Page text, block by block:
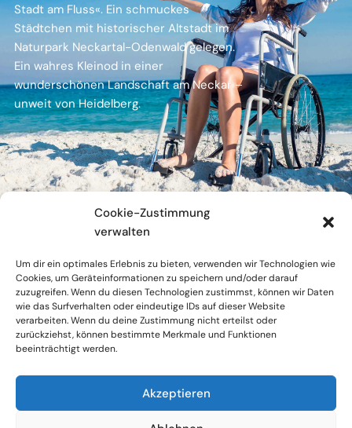
Cookie-Zustimmung
verwalten
Um dir ein optimales Erlebnis zu bieten, verwenden wir Technologien wie
Cookies, um Geräteinformationen zu speichern und/oder darauf
zuzugreifen. Wenn du diesen Technologien zustimmst, können wir Daten
wie das Surfverhalten oder eindeutige IDs auf dieser Website
verarbeiten. Wenn du deine Zustimmung nicht erteilst oder
zurückziehst, können bestimmte Merkmale und Funktionen
beeinträchtigt werden.
Akzeptieren
Stadt am Fluss«. Ein schmuckes
Städtchen mit historischer Altstadt im
Naturpark Neckartal-Odenwald gelegen.
Ein wahres Kleinod in einer
wunderschönen Landschaft am Neckar –
unweit von Heidelberg.
06223 – 8620 52
E-Mail:info@theramedical.de